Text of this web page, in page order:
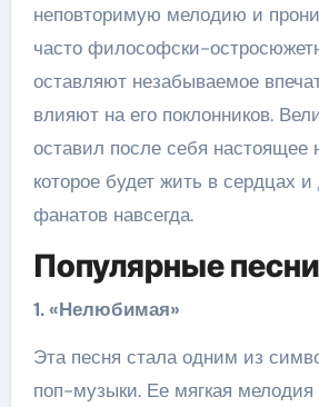
неповторимую мелодию и
часто философски-
оставляют незабываемое
влияют на его поклонников.
оставил после себя настоящее
которое будет жить в сердцах
фанатов навсегда.
Популярные песни
1. «Нелюбимая»
Эта песня стала одним из
поп-музыки. Ее мягкая мелодия